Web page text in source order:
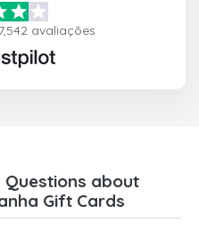
avaliações
Questions about
Gift Cards